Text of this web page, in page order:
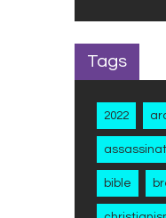
Tags
2022
assassinat
bible